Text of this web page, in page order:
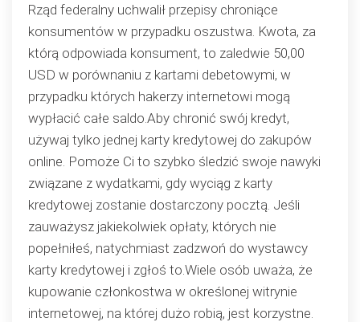
Rząd federalny uchwalił przepisy chroniące
konsumentów w przypadku oszustwa. Kwota, za
którą odpowiada konsument, to zaledwie 50,00
USD w porównaniu z kartami debetowymi, w
przypadku których hakerzy internetowi mogą
wypłacić całe saldo.Aby chronić swój kredyt,
używaj tylko jednej karty kredytowej do zakupów
online. Pomoże Ci to szybko śledzić swoje nawyki
związane z wydatkami, gdy wyciąg z karty
kredytowej zostanie dostarczony pocztą. Jeśli
zauważysz jakiekolwiek opłaty, których nie
popełniłeś, natychmiast zadzwoń do wystawcy
karty kredytowej i zgłoś to.Wiele osób uważa, że ​​
kupowanie członkostwa w określonej witrynie
internetowej, na której dużo robią, jest korzystne.